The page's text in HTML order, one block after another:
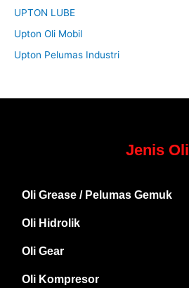
UPTON LUBE
Upton Oli Mobil
Upton Pelumas Industri
Jenis Oli
Oli Grease / Pelumas Gemuk
Oli Hidrolik
Oli Gear
Oli Kompresor